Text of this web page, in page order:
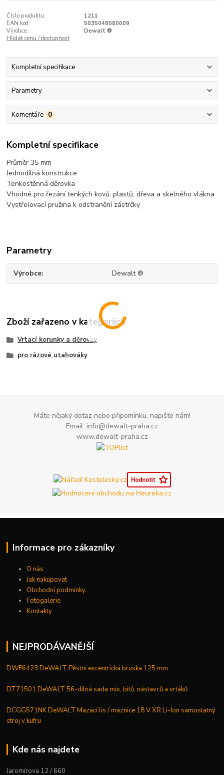
Číslo produktu:
1211
EAN kód:
5035048080009
Výrobce:
Dewalt ®
Hlídat cenu / dostupnost
Kompletní specifikace
Parametry
Komentáře 0
Kompletní specifikace
Průměr 35 mm
Jednodílná konstrukce
Tenkostěnná děrovka
Vhodné pro řezání tenkých kovů, plastů, dřeva a skelného vlákna
Vystřelovací pružina k odstranění zástrčky
Parametry
Výrobce Dewalt ®
Zboží zařazeno v kategoriích
Vrtací korunky a děrovky
pro rázové utahováky
Máte nějaký dotaz nebo připomínku, napište nám!
Email: info@dewalt-praha.cz
www.dewalt-praha.cz
Informace pro zákazníky
O nás
Jak nakupovat
Obchodní podmínky
Fotogalerie
Kontakty
NEJPRODÁVANĚJŠÍ
DWE6423 DeWALT Pěstní excentrická bruska 125 mm
DT71501 DeWALT 56-dílná sada mix, bitů, nástavců a vrtáků
DCGG571NK DeWALT Mazací lis / maznice 18 V XR Li-Ion samostatný
stroj v kufru
Kde nás najdete
Jaromírova 12 / 660